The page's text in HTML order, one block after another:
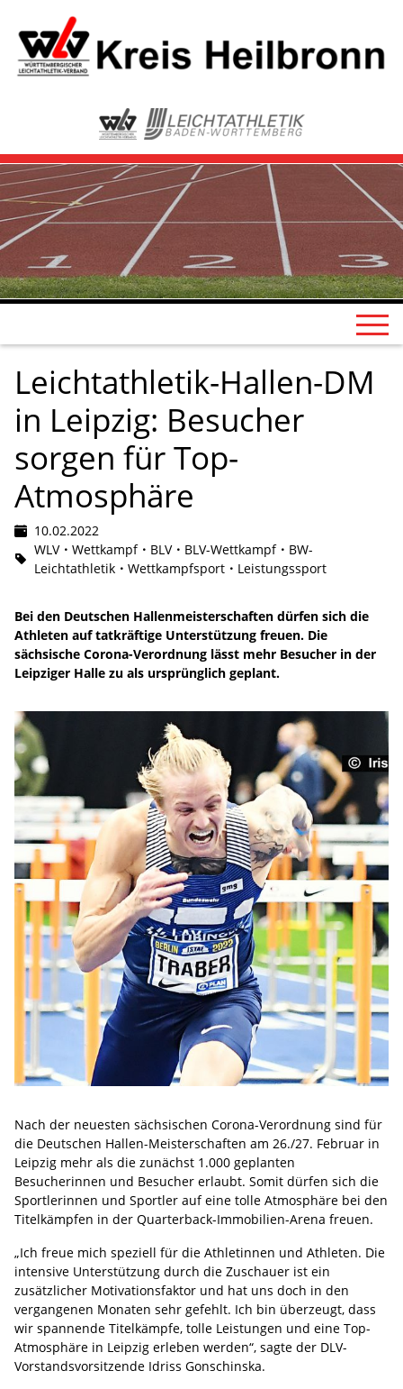
Leichtathletik-Hallen-DM
in Leipzig: Besucher
sorgen für Top-
Atmosphäre
10.02.2022
WLV
Wettkampf BLV BLV-Wettkampf
BW-
Leichtathletik
Wettkampfsport Leistungssport
Bei den Deutschen Hallenmeisterschaften dürfen sich die
Athleten auf tatkräftige Unterstützung freuen. Die
sächsische Corona-Verordnung lässt mehr Besucher in der
Leipziger Halle zu als ursprünglich geplant.
Nach der neuesten sächsischen Corona-Verordnung sind für
die Deutschen Hallen-Meisterschaften am 26./27. Februar in
Leipzig mehr als die zunächst 1.000 geplanten
Besucherinnen und Besucher erlaubt. Somit dürfen sich die
Sportlerinnen und Sportler auf eine tolle Atmosphäre bei den
Titelkämpfen in der Quarterback-Immobilien-Arena freuen.
„Ich freue mich speziell für die Athletinnen und Athleten. Die
intensive Unterstützung durch die Zuschauer ist ein
zusätzlicher Motivationsfaktor und hat uns doch in den
vergangenen Monaten sehr gefehlt. Ich bin überzeugt, dass
wir spannende Titelkämpfe, tolle Leistungen und eine Top-
Atmosphäre in Leipzig erleben werden“, sagte der DLV-
Vorstandsvorsitzende Idriss Gonschinska.